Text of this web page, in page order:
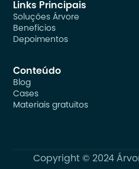
Links Principais
Soluções Árvore
Benefícios
Depoimentos
Conteúdo
Blog
Cases
Materiais gratuitos
Copyright © 2024